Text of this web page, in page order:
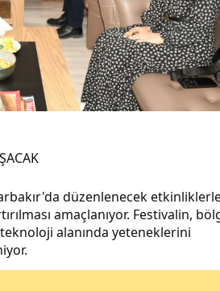
düzenlenecek
amaçlanıyor. Festivalin,
alanında yeteneklerini